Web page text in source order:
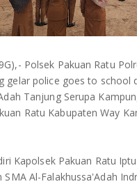
Polsek Pakuan Ratu
gelar police goes to school
Tanjung Serupa
Ratu Kabupaten Way
Kapolsek Pakuan Ratu
SMA Al-Falakhussa'Adah